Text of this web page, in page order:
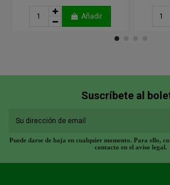
Añadir
Suscríbete al
Puede darse de baja en cualquier momento. Para ello,
contacto en el aviso legal.